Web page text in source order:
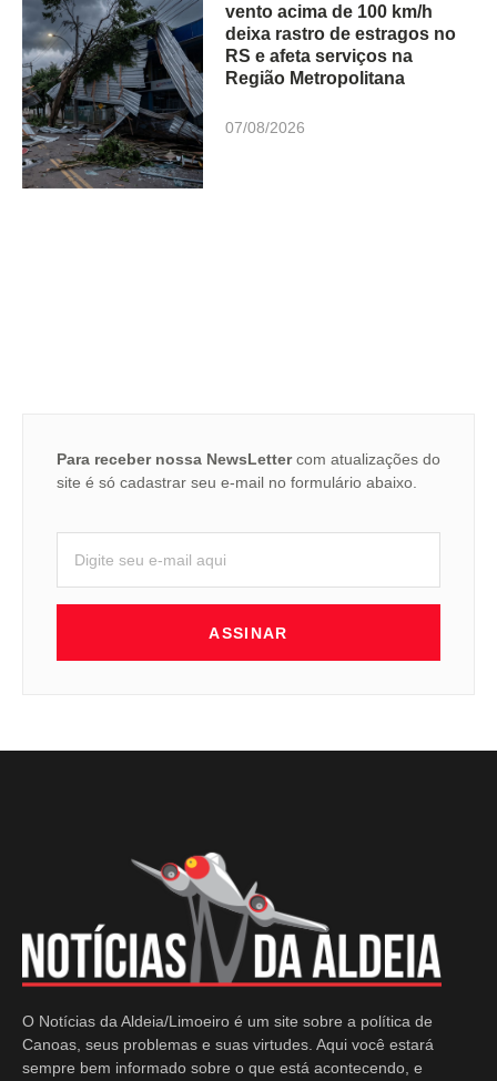
vento acima de 100 km/h
deixa rastro de estragos no
RS e afeta serviços na
Região Metropolitana
07/08/2026
Para receber nossa NewsLettercom atualizações do
site é só cadastrar seu e-mail no formulário abaixo.
ASSINAR
O Notícias da Aldeia/Limoeiro é um site sobre a política de
Canoas, seus problemas e suas virtudes. Aqui você estará
sempre bem informado sobre o que está acontecendo, e